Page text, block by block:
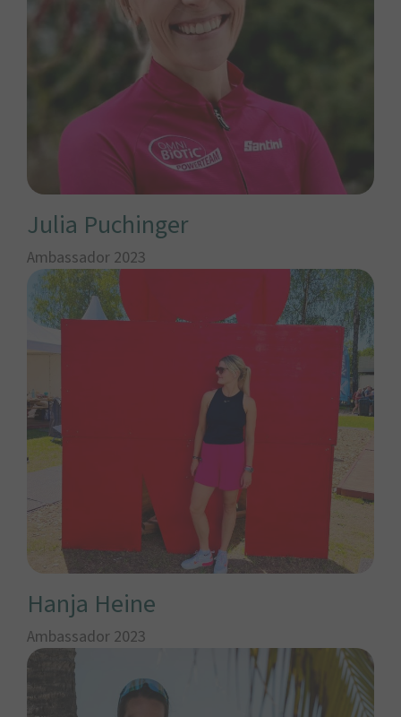
Julia Puchinger
Ambassador 2023
Hanja Heine
Ambassador 2023